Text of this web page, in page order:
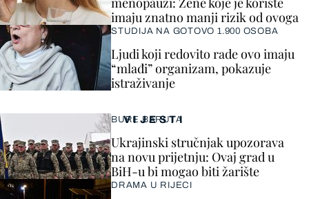
VIJESTI
BURE BARUTA
Ukrajinski stručnjak upozorava
na novu prijetnju: Ovaj grad u
BiH-u bi mogao biti žarište
DRAMA U RIJECI
imaju znatno manji rizik od ovoga
STUDIJA NA GOTOVO 1.900 OSOBA
Ljudi koji redovito rade ovo imaju
“mlađi” organizam, pokazuje
istraživanje